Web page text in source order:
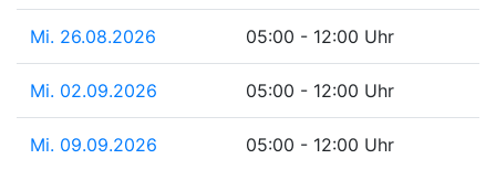
Mi. 26.08.2026 05:00 - 12:00 Uhr
Mi. 02.09.2026 05:00 - 12:00 Uhr
Mi. 09.09.2026 05:00 - 12:00 Uhr